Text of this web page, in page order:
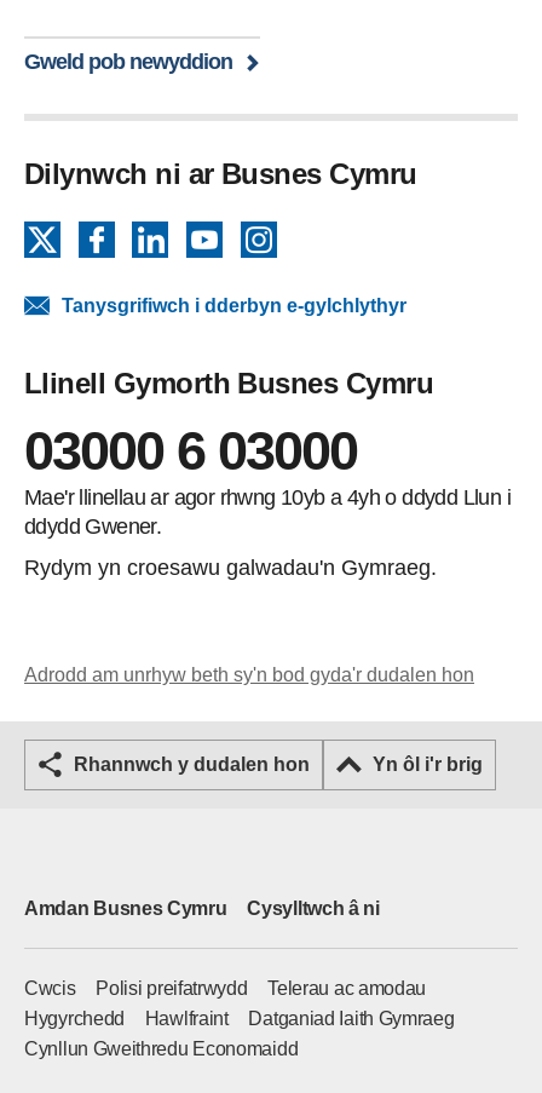
Gweld pob newyddion
Dilynwch ni ar Busnes Cymru
FacebookLinkedInYouTube
Tanysgrifiwch i dderbyn e-gylchlythyr
Llinell Gymorth Busnes Cymru
03000 6 03000
Mae'r llinellau ar agor rhwng 10yb a 4yh o ddydd Llun i
ddydd Gwener.
Rydym yn croesawu galwadau'n Gymraeg.
Adrodd am unrhyw beth sy'n bod gyda'r dudalen hon
Rhannwch y dudalen hon Yn ôl i'r brig
Amdan Busnes Cymru Cysylltwch â ni
Cwcis Polisi preifatrwydd
Telerau ac amodau
Hygyrchedd
Hawlfraint
Datganiad Iaith Gymraeg
Cynllun Gweithredu Economaidd